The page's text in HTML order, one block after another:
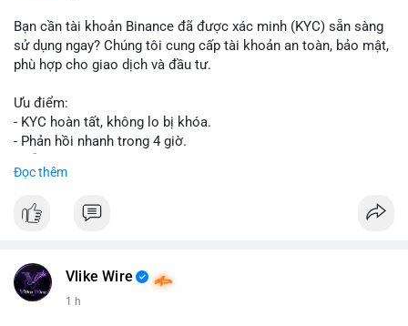
Bạn cần tài khoản Binance đã được xác minh (KYC) sẵn sàng
sử dụng ngay? Chúng tôi cung cấp tài khoản an toàn, bảo mật,
phù hợp cho giao dịch và đầu tư.
Ưu điểm:
- KYC hoàn tất, không lo bị khóa.
- Phản hồi nhanh trong 4 giờ.
📞 WhatsApp: +1 660 215-8938
Đọc thêm
Vlike Wire
1 h